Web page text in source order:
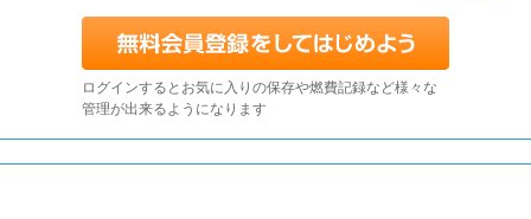
ログインするとお気に入りの保存や燃費記録など様々な
管理が出来るようになります